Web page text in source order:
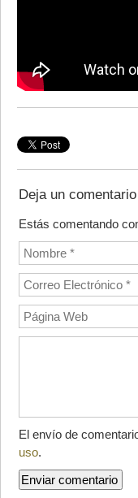
Deja un comentario
Estás comentando
El envío de
uso.